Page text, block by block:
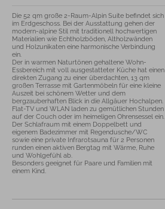
Die 52 qm große 2-Raum-Alpin Suite befindet sich
im Erdgeschoss. Bei der Ausstattung gehen der
modern-alpine Stil mit traditionell hochwertigen
Materialien wie Echtholzböden, Altholzwänden
und Holzunikaten eine harmonische Verbindung
ein.
Der in warmen Naturtönen gehaltene Wohn-
Essbereich mit voll ausgestatteter Küche hat einen
direkten Zugang zu einer überdachten, 13 qm
großen Terrasse mit Gartenmöbeln für eine kleine
Auszeit bei schönem Wetter und dem
bergzauberhaften Blick in die Allgäuer Hochalpen.
Flat-TV und WLAN laden zu gemütlichen Stunden
auf der Couch oder im heimeligen Ohrensessel ein.
Der Schlafraum mit einem Doppelbett und
eigenem Badezimmer mit Regendusche/WC
sowie eine private Infrarotsauna für 2 Personen
runden einen aktiven Bergtag mit Wärme, Ruhe
und Wohlgefühl ab.
Besonders geeignet für Paare und Familien mit
einem Kind.